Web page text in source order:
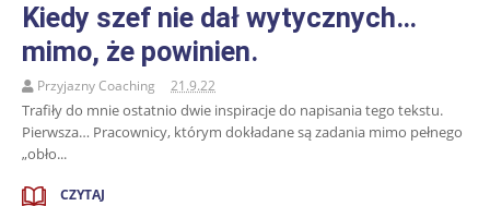
Kiedy szef nie dał wytycznych…
mimo, że powinien.
Przyjazny Coaching 21.9.22
Trafiły do mnie ostatnio dwie inspiracje do napisania tego tekstu.
Pierwsza… Pracownicy, którym dokładane są zadania mimo pełnego
„obło...
CZYTAJ